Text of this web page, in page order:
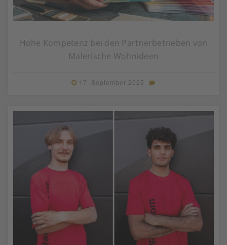
Hohe Kompetenz bei den Partnerbetrieben von
Malerische Wohnideen
17. September 2025